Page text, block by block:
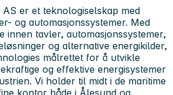
er et teknologiselskap med
og automasjonssystemer. Med
innen tavler, automasjonssystemer,
og alternative energikilder,
målrettet for å utvikle
og effektive energisystemer
Vi holder til midt i de maritime